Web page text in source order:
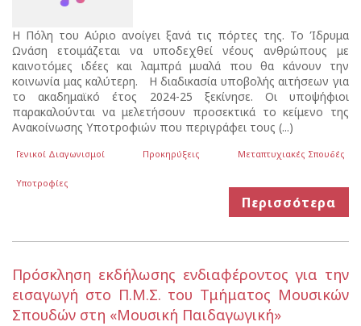
Η Πόλη του Αύριο ανοίγει ξανά τις πόρτες της. Το Ίδρυμα
Ωνάση ετοιμάζεται να υποδεχθεί νέους ανθρώπους με
καινοτόμες ιδέες και λαμπρά μυαλά που θα κάνουν την
κοινωνία μας καλύτερη. Η διαδικασία υποβολής αιτήσεων για
το ακαδημαϊκό έτος 2024-25 ξεκίνησε. Οι υποψήφιοι
παρακαλούνται να μελετήσουν προσεκτικά το κείμενο της
Ανακοίνωσης Υποτροφιών που περιγράφει τους (...)
Γενικοί Διαγωνισμοί Προκηρύξεις Μεταπτυχιακές Σπουδές
Υποτροφίες
Περισσότερα
Πρόσκληση εκδήλωσης ενδιαφέροντος για την
εισαγωγή στο Π.Μ.Σ. του Τμήματος Μουσικών
Σπουδών στη «Μουσική Παιδαγωγική»